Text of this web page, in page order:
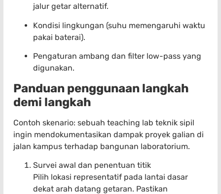
jalur getar alternatif.
Kondisi lingkungan (suhu memengaruhi waktu
pakai baterai).
Pengaturan ambang dan filter low-pass yang
digunakan.
Panduan penggunaan langkah
demi langkah
Contoh skenario: sebuah teaching lab teknik sipil
ingin mendokumentasikan dampak proyek galian di
jalan kampus terhadap bangunan laboratorium.
Survei awal dan penentuan titik
Pilih lokasi representatif pada lantai dasar
dekat arah datang getaran. Pastikan